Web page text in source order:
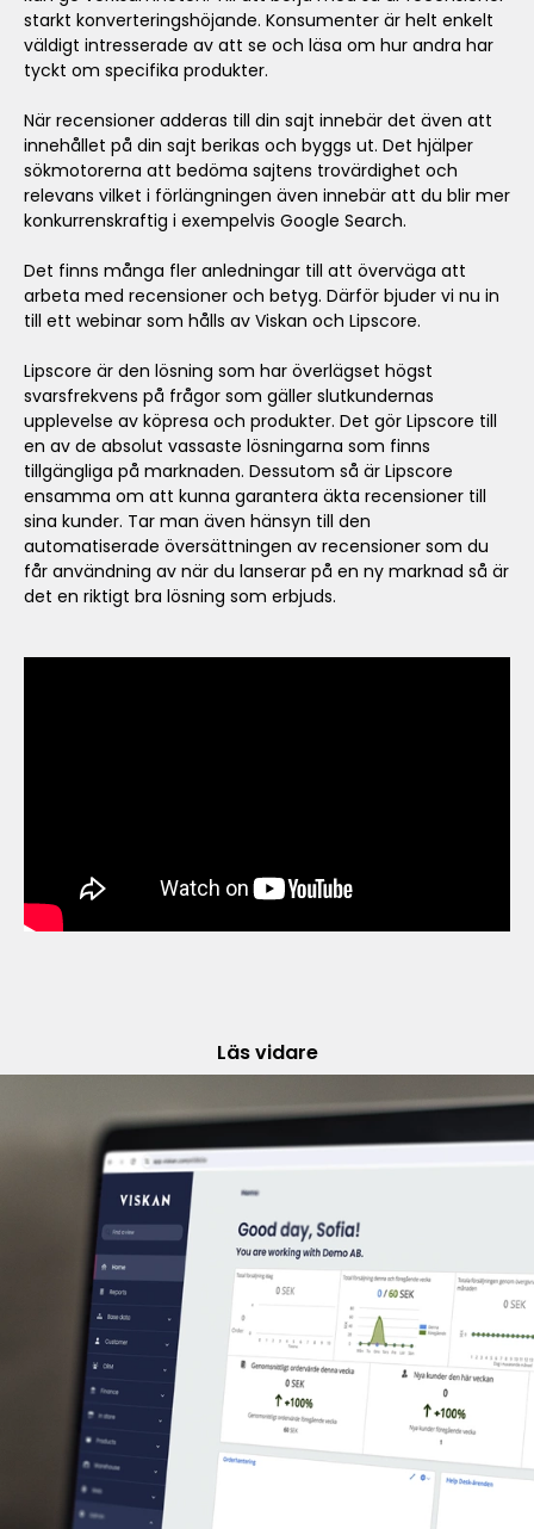
starkt konverteringshöjande. Konsumenter är helt enkelt
väldigt intresserade av att se och läsa om hur andra har
tyckt om specifika produkter.
När recensioner adderas till din sajt innebär det även att
innehållet på din sajt berikas och byggs ut. Det hjälper
sökmotorerna att bedöma sajtens trovärdighet och
relevans vilket i förlängningen även innebär att du blir mer
konkurrenskraftig i exempelvis Google Search.
Det finns många fler anledningar till att överväga att
arbeta med recensioner och betyg. Därför bjuder vi nu in
till ett webinar som hålls av Viskan och Lipscore.
Lipscore är den lösning som har överlägset högst
svarsfrekvens på frågor som gäller slutkundernas
upplevelse av köpresa och produkter. Det gör Lipscore till
en av de absolut vassaste lösningarna som finns
tillgängliga på marknaden. Dessutom så är Lipscore
ensamma om att kunna garantera äkta recensioner till
sina kunder. Tar man även hänsyn till den
automatiserade översättningen av recensioner som du
får användning av när du lanserar på en ny marknad så är
det en riktigt bra lösning som erbjuds.
Läs vidare